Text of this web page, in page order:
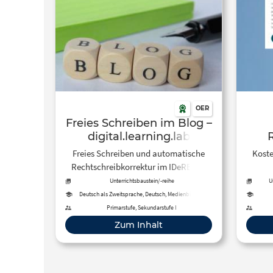
auch
OER
Freies Schreiben im Blog –
digital.learning.lab
Freies Schreiben und automatische
Rechtschreibkorrektur im IDeRBlog.
Unterrichtsbaustein/-reihe
Deutsch als Zweitsprache, Deutsch, Medienbildung
Primarstufe, Sekundarstufe I
Zum Inhalt